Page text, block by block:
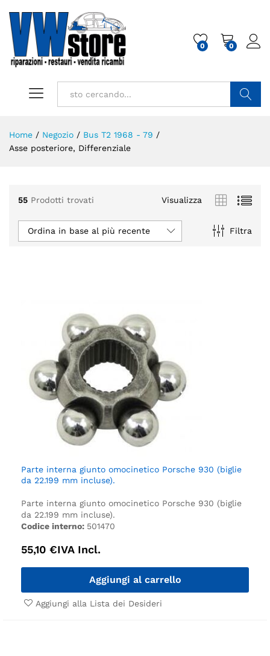
0 0
Home / Negozio / Bus T2 1968 - 79 /
Asse posteriore, Differenziale
55 Prodotti trovati Visualizza
Filtra
Ordina in base al più recente
Parte interna giunto omocinetico Porsche 930 (biglie
da 22.199 mm incluse).
Parte interna giunto omocinetico Porsche 930 (biglie
da 22.199 mm incluse).
Codice interno: 501470
55,10 €IVA Incl.
Aggiungi al carrello
Aggiungi alla Lista dei Desideri